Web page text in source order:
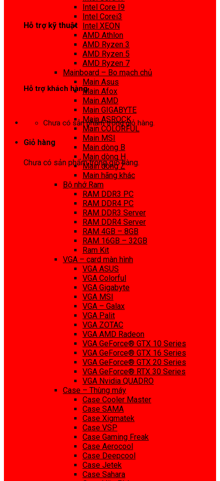
Hỗ trợ kỹ thuật
Hỗ trợ khách hàng
Chưa có sản phẩm trong giỏ hàng.
Giỏ hàng
Chưa có sản phẩm trong giỏ hàng.
Intel Core I9
Intel Corei3
Intel XEON
AMD Athlon
AMD Ryzen 3
AMD Ryzen 5
AMD Ryzen 7
Mainboard – Bo mạch chủ
Main Asus
Main Afox
Main AMD
Main GIGABYTE
Main ASROCK
Main COLORFUL
Main MSI
Main dòng B
Main dòng H
Main dòng Z
Main hãng khác
Bộ nhớ Ram
RAM DDR3 PC
RAM DDR4 PC
RAM DDR3 Server
RAM DDR4 Server
RAM 4GB – 8GB
RAM 16GB – 32GB
Ram Kit
VGA – card màn hình
VGA ASUS
VGA Colorful
VGA Gigabyte
VGA MSI
VGA – Galax
VGA Palit
VGA ZOTAC
VGA AMD Radeon
VGA GeForce® GTX 10 Series
VGA GeForce® GTX 16 Series
VGA GeForce® GTX 20 Series
VGA GeForce® RTX 30 Series
VGA Nvidia QUADRO
Case – Thùng máy
Case Cooler Master
Case SAMA
Case Xigmatek
Case VSP
Case Gaming Freak
Case Aerocool
Case Deepcool
Case Jetek
Case Sahara